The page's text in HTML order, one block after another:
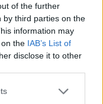
of the further
by third parties on the
information may
the IAB’s List of
disclose it to other